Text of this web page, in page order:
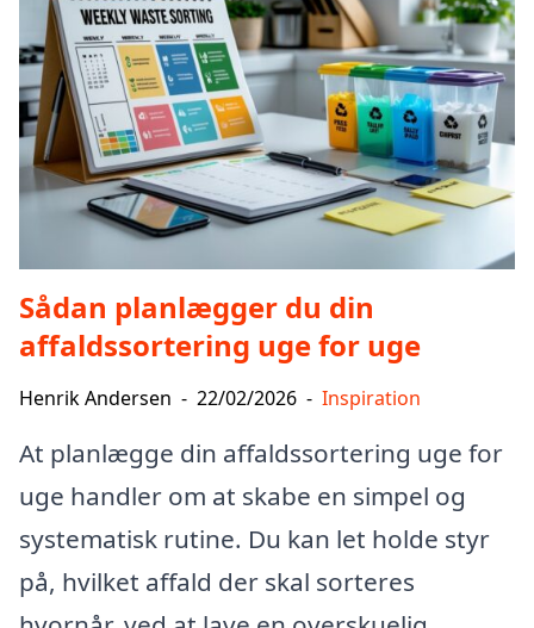
Sådan planlægger du din
affaldssortering uge for uge
Henrik Andersen - 22/02/2026 - Inspiration
At planlægge din affaldssortering uge for
uge handler om at skabe en simpel og
systematisk rutine. Du kan let holde styr
på, hvilket affald der skal sorteres